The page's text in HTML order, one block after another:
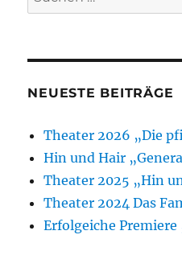
nach:
NEUESTE BEITRÄGE
Theater 2026 „Die
Hin und Hair
Theater 2025 „Hin
Theater 2024 Das
Erfolgeiche